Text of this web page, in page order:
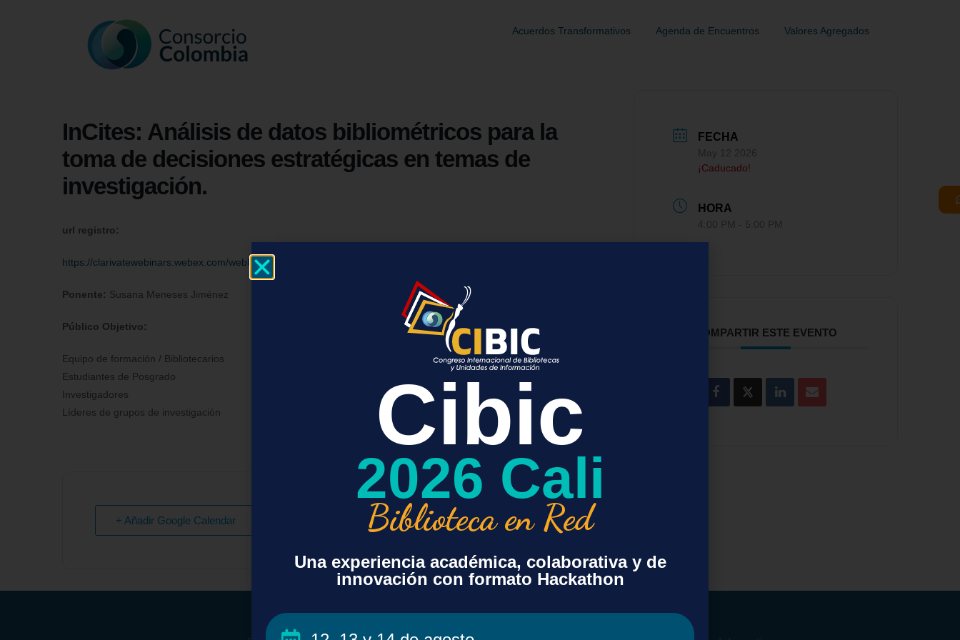
Acuerdos Transformativos Agenda de Encuentros Valores Agregados
InCites: Análisis de datos bibliométricos para la
toma de decisiones estratégicas en temas de
investigación.
url registro:
https://clarivatewebinars.webex.com/weblink/register/r1de706886b0cd42614d41615413f373a
Ponente: Susana Meneses Jiménez
Público Objetivo:
Equipo de formación / Bibliotecarios
Estudiantes de Posgrado
Investigadores
Líderes de grupos de investigación
+ Añadir Google Calendar + exportación iCal / Outlook
FECHA
¡Caducado!
HORA
COMPARTIR ESTE EVENTO
Cibic
2026 Cali
Biblioteca en Red
Una experiencia académica, colaborativa y de
innovación con formato Hackathon